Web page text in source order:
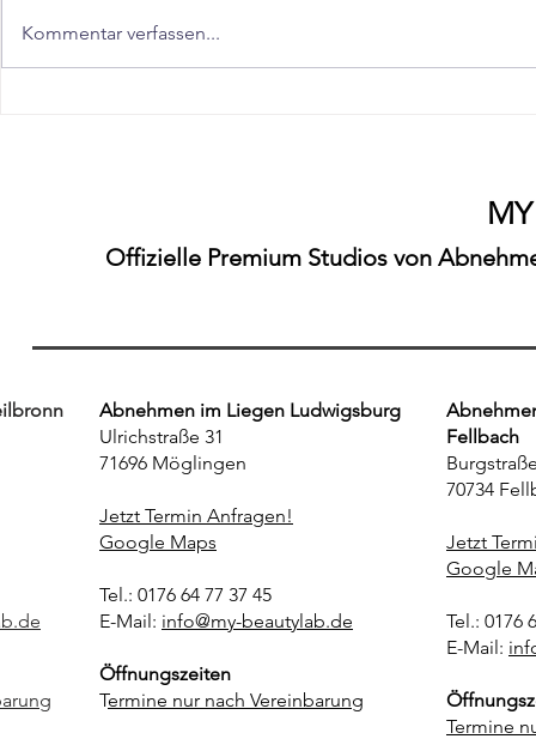
Kommentar verfassen...
Offizielle Premium Studios von
Abnehmen im Liegen Ludwigsburg
Ulrichstraße 31
71696 Möglingen
Jetzt Termin Anfragen!
Google Maps
Tel.: 0176 64 77 37 45
E-Mail: info@my-beautylab.de
Öffnungszeiten
Termine nur nach Vereinbarung
Fellbach
70734
Jetzt
Google
Tel.: 0176
E-Mail:
Termine